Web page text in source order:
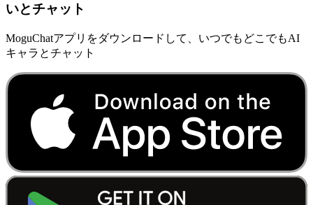
いとチャット
MoguChatアプリをダウンロードして、いつでもどこでもAI
キャラとチャット